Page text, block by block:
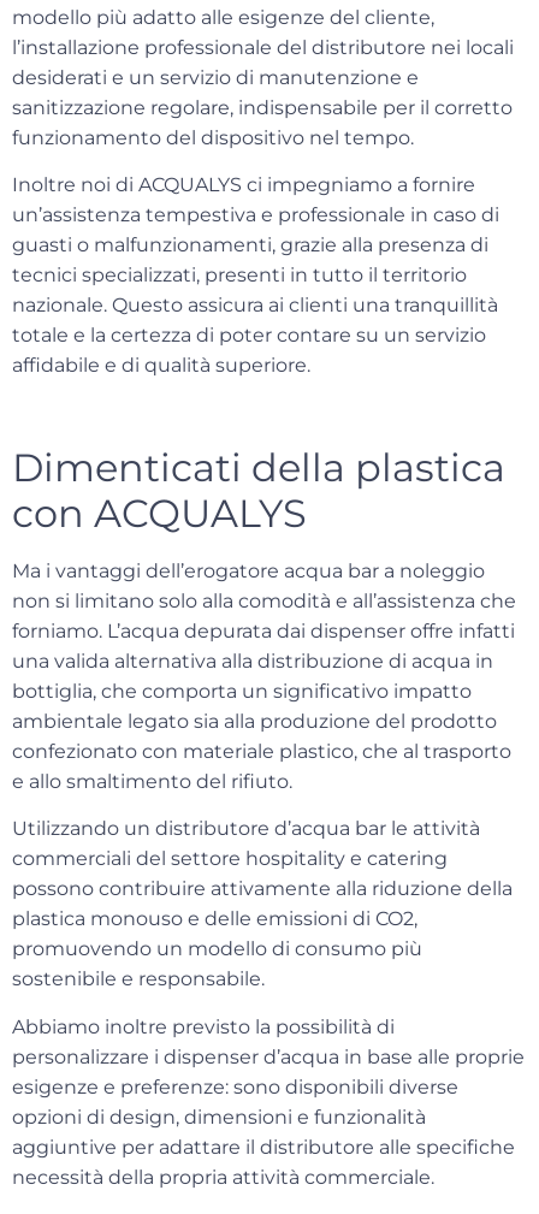
modello più adatto alle esigenze del cliente,
l’installazione professionale del distributore nei locali
desiderati e un servizio di manutenzione e
sanitizzazione regolare, indispensabile per il corretto
funzionamento del dispositivo nel tempo.
Inoltre noi di ACQUALYS ci impegniamo a fornire
un’assistenza tempestiva e professionale in caso di
guasti o malfunzionamenti, grazie alla presenza di
tecnici specializzati, presenti in tutto il territorio
nazionale. Questo assicura ai clienti una tranquillità
totale e la certezza di poter contare su un servizio
affidabile e di qualità superiore.
Dimenticati della plastica
con ACQUALYS
Ma i vantaggi dell’erogatore acqua bar a noleggio
non si limitano solo alla comodità e all’assistenza che
forniamo. L’acqua depurata dai dispenser offre infatti
una valida alternativa alla distribuzione di acqua in
bottiglia, che comporta un significativo impatto
ambientale legato sia alla produzione del prodotto
confezionato con materiale plastico, che al trasporto
e allo smaltimento del rifiuto.
Utilizzando un distributore d’acqua bar le attività
commerciali del settore hospitality e catering
possono contribuire attivamente alla riduzione della
plastica monouso e delle emissioni di CO2,
promuovendo un modello di consumo più
sostenibile e responsabile.
Abbiamo inoltre previsto la possibilità di
personalizzare i dispenser d’acqua in base alle proprie
esigenze e preferenze: sono disponibili diverse
opzioni di design, dimensioni e funzionalità
aggiuntive per adattare il distributore alle specifiche
necessità della propria attività commerciale.